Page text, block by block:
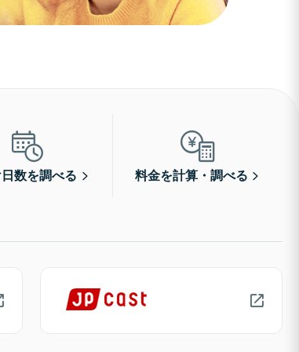
数を調べる 料金を計算・調べる